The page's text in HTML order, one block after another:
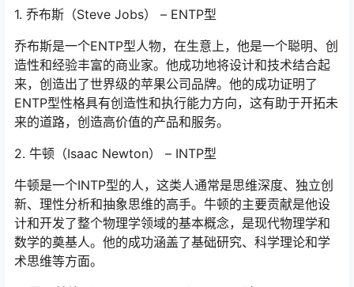
1. 乔布斯（Steve Jobs） – ENTP型
乔布斯是一个ENTP型人物，在生意上，他是一个聪明、创
造性和经验丰富的商业家。他成功地将设计和技术结合起
来，创造出了世界级的苹果公司品牌。他的成功证明了
ENTP型性格具有创造性和执行能力方向，这有助于开拓未
来的道路，创造高价值的产品和服务。
2. 牛顿（Isaac Newton） – INTP型
牛顿是一个INTP型的人，这类人通常是思维深度、独立创
新、理性分析和抽象思维的高手。牛顿的主要贡献是他设
计和开发了整个物理学领域的基本概念，是现代物理学和
数学的奠基人。他的成功涵盖了基础研究、科学理论和学
术思维等方面。